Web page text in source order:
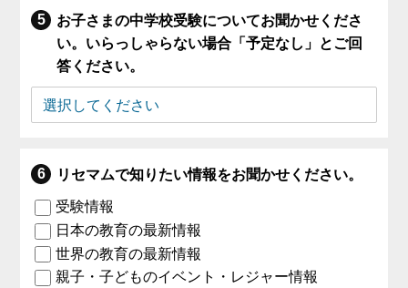
お子さまの中学校受験についてお聞かせくださ
い。いらっしゃらない場合「予定なし」とご回
答ください。
リセマムで知りたい情報をお聞かせください。
受験情報
日本の教育の最新情報
世界の教育の最新情報
親子・子どものイベント・レジャー情報